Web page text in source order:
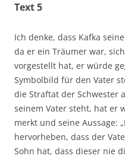
Text 5
Ich denke, dass Kafka
da er ein Träumer war,
vorgestellt hat, er würde
Symbolbild für den Vater
die Straftat der Schwester
seinem Vater steht, hat er
merkt und seine Aussage:
hervorheben, dass der
Sohn hat, dass dieser nie